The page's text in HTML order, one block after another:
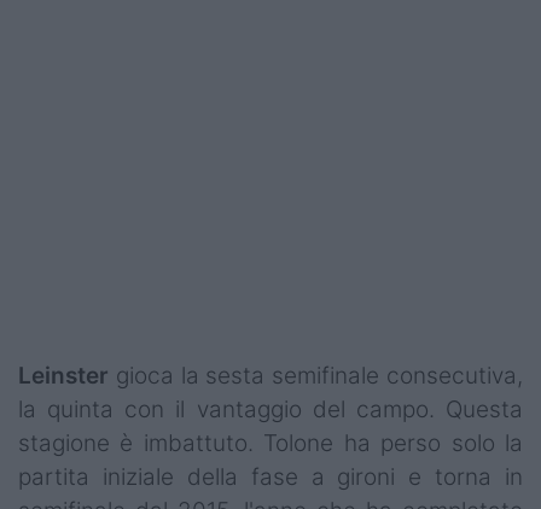
Leinster gioca la sesta semifinale consecutiva,
la quinta con il vantaggio del campo. Questa
stagione è imbattuto. Tolone ha perso solo la
partita iniziale della fase a gironi e torna in